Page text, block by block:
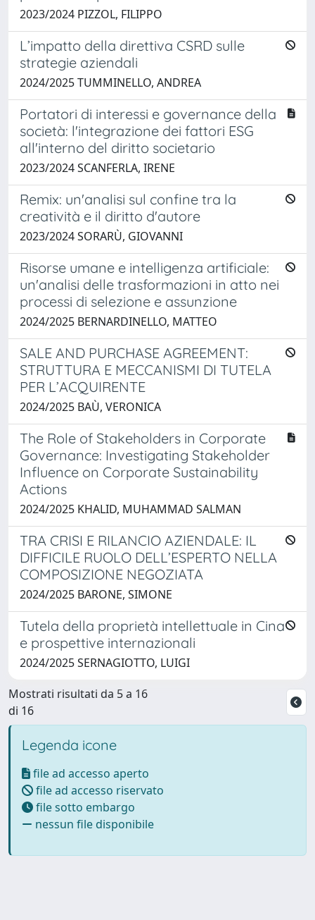
2023/2024 PIZZOL, FILIPPO
L’impatto della direttiva CSRD sulle
strategie aziendali
2024/2025 TUMMINELLO, ANDREA
Portatori di interessi e governance della
società: l'integrazione dei fattori ESG
all'interno del diritto societario
2023/2024 SCANFERLA, IRENE
Remix: un'analisi sul confine tra la
creatività e il diritto d'autore
2023/2024 SORARÙ, GIOVANNI
Risorse umane e intelligenza artificiale:
un'analisi delle trasformazioni in atto nei
processi di selezione e assunzione
2024/2025 BERNARDINELLO, MATTEO
SALE AND PURCHASE AGREEMENT:
STRUTTURA E MECCANISMI DI TUTELA
PER L’ACQUIRENTE
2024/2025 BAÙ, VERONICA
The Role of Stakeholders in Corporate
Governance: Investigating Stakeholder
Influence on Corporate Sustainability
Actions
2024/2025 KHALID, MUHAMMAD SALMAN
TRA CRISI E RILANCIO AZIENDALE: IL
DIFFICILE RUOLO DELL’ESPERTO NELLA
COMPOSIZIONE NEGOZIATA
2024/2025 BARONE, SIMONE
Tutela della proprietà intellettuale in Cina
e prospettive internazionali
2024/2025 SERNAGIOTTO, LUIGI
Mostrati risultati da 5 a 16
di 16
Legenda icone
file ad accesso aperto
file ad accesso riservato
file sotto embargo
nessun file disponibile